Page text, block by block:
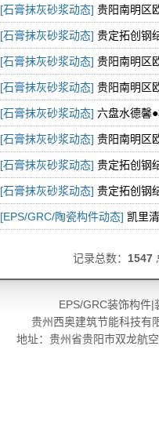
[石膏抹灰砂浆动态] 贵阳南明区
[石膏抹灰砂浆动态] 贵定拓创钢
[石膏抹灰砂浆动态] 贵阳南明区
[石膏抹灰砂浆动态] 贵阳南明区
[石膏抹灰砂浆动态] 六盘水德馨
[石膏抹灰砂浆动态] 贵阳南明区
[石膏抹灰砂浆动态] 贵定拓创钢
[石膏抹灰砂浆动态] 贵定拓创钢
[EPS/GRC/陶瓷构件动态] 凯里
记录总数： 1547
EPS/GRC装饰构件|
贵州西奥建筑节能科技
地址：贵州省贵阳市双龙航